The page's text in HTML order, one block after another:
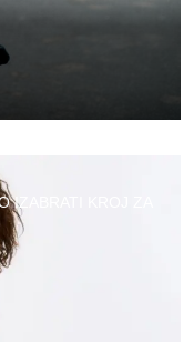
IZABRATI KROJ ZA